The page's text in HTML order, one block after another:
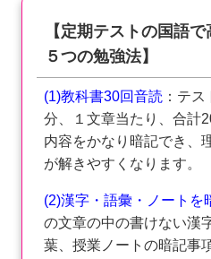
【定期テストの国語
５つの勉強法】
(1)教科書30回音読 ：テ
分、１文章当たり、合計
内容をかなり暗記でき、
が解きやすくなります。
(2)漢字・語彙・ノートを
の文章の中の書けない漢
葉、授業ノートの暗記事